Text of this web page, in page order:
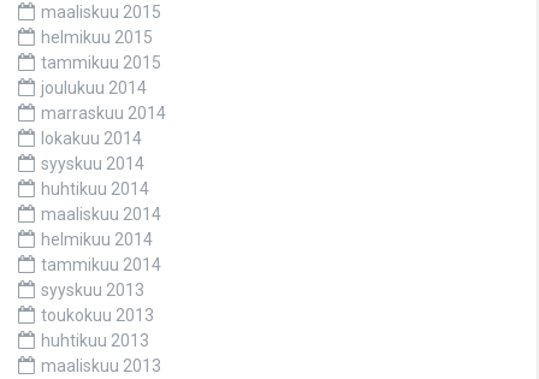
maaliskuu 2015
helmikuu 2015
tammikuu 2015
joulukuu 2014
marraskuu 2014
lokakuu 2014
syyskuu 2014
huhtikuu 2014
maaliskuu 2014
helmikuu 2014
tammikuu 2014
syyskuu 2013
toukokuu 2013
huhtikuu 2013
maaliskuu 2013